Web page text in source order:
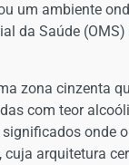
um ambiente
da Saúde
zona cinzenta
com teor
onde
arquitetura